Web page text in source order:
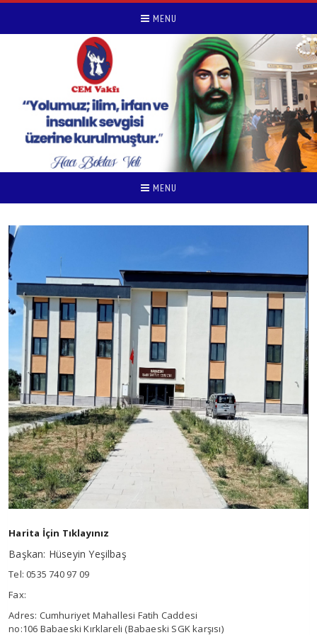
MENU
MENU
Harita İçin Tıklayınız
Başkan: Hüseyin Yeşilbaş
Tel: 0535 740 97 09
Fax:
Adres: Cumhuriyet Mahallesi Fatih Caddesi
no:106 Babaeski Kırklareli (Babaeski SGK karşısı)